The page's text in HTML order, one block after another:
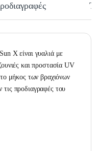
X είναι γυαλιά με
και προστασία UV
μήκος των βραχιόνων
προδιαγραφές του